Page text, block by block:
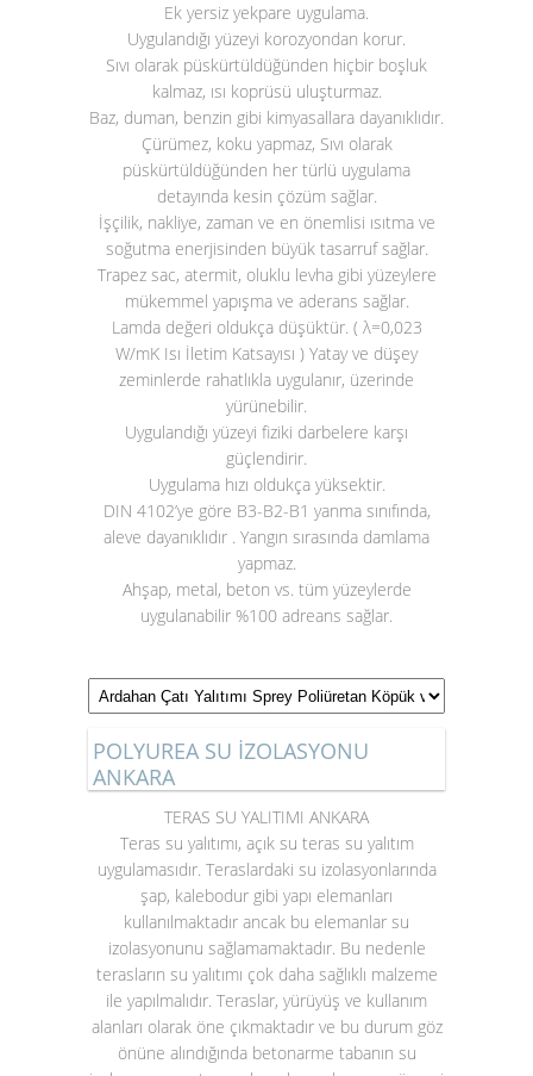
Ek yersiz yekpare uygulama.
Uygulandığı yüzeyi korozyondan korur.
Sıvı olarak püskürtüldüğünden hiçbir boşluk
kalmaz, ısı koprüsü uluşturmaz.
Baz, duman, benzin gibi kimyasallara dayanıklıdır.
Çürümez, koku yapmaz, Sıvı olarak
püskürtüldüğünden her türlü uygulama
detayında kesin çözüm sağlar.
İşçilik, nakliye, zaman ve en önemlisi ısıtma ve
soğutma enerjisinden büyük tasarruf sağlar.
Trapez sac, atermit, oluklu levha gibi yüzeylere
mükemmel yapışma ve aderans sağlar.
Lamda değeri oldukça düşüktür. ( λ=0,023
W/mK Isı İletim Katsayısı ) Yatay ve düşey
zeminlerde rahatlıkla uygulanır, üzerinde
yürünebilir.
Uygulandığı yüzeyi fiziki darbelere karşı
güçlendirir.
Uygulama hızı oldukça yüksektir.
DIN 4102’ye göre B3-B2-B1 yanma sınıfında,
aleve dayanıklıdır . Yangın sırasında damlama
yapmaz.
Ahşap, metal, beton vs. tüm yüzeylerde
uygulanabilir %100 adreans sağlar.
POLYUREA SU İZOLASYONU
ANKARA
TERAS SU YALITIMI ANKARA
Teras su yalıtımı, açık su teras su yalıtım
uygulamasıdır. Teraslardaki su izolasyonlarında
şap, kalebodur gibi yapı elemanları
kullanılmaktadır ancak bu elemanlar su
izolasyonunu sağlamamaktadır. Bu nedenle
terasların su yalıtımı çok daha sağlıklı malzeme
ile yapılmalıdır. Teraslar, yürüyüş ve kullanım
alanları olarak öne çıkmaktadır ve bu durum göz
önüne alındığında betonarme tabanın su